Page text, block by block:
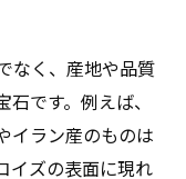
なく、産地や品質
です。例えば、
イラン産のものは
イズの表面に現れ